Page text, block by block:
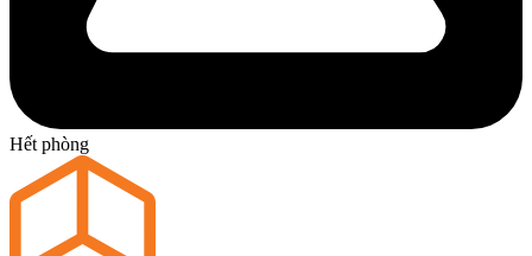
Hết phòng